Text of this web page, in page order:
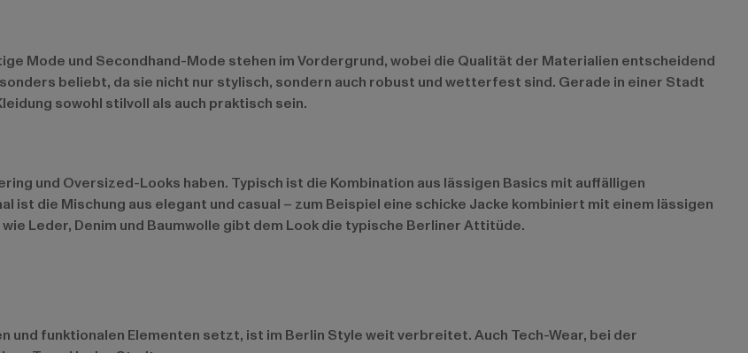
Mode und Secondhand-Mode stehen im Vordergrund, wobei die Qualität der Materialien entscheidend
beliebt, da sie nicht nur stylisch, sondern auch robust und wetterfest sind. Gerade in einer Stadt
sowohl stilvoll als auch praktisch sein.
und Oversized-Looks haben. Typisch ist die Kombination aus lässigen Basics mit auffälligen
ist die Mischung aus elegant und casual – zum Beispiel eine schicke Jacke kombiniert mit einem lässigen
Leder, Denim und Baumwolle gibt dem Look die typische Berliner Attitüde.
und funktionalen Elementen setzt, ist im Berlin Style weit verbreitet. Auch Tech-Wear, bei der